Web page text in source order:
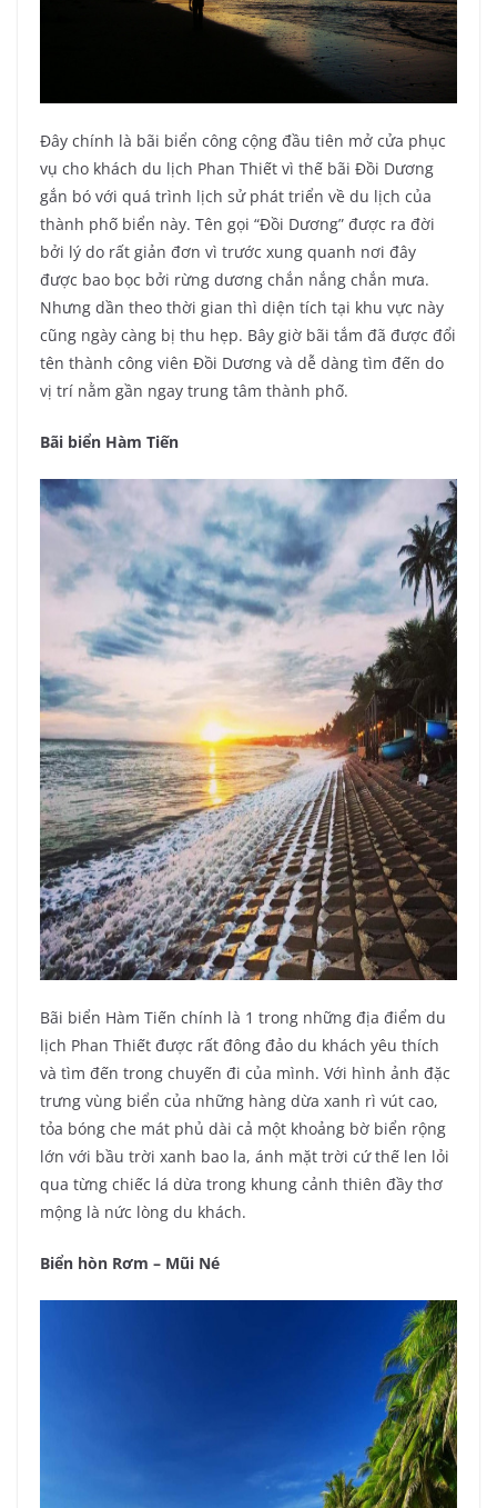
Đây chính là bãi biển công cộng đầu tiên mở cửa phục
vụ cho khách du lịch Phan Thiết vì thế bãi Đồi Dương
gắn bó với quá trình lịch sử phát triển về du lịch của
thành phố biển này. Tên gọi “Đồi Dương” được ra đời
bởi lý do rất giản đơn vì trước xung quanh nơi đây
được bao bọc bởi rừng dương chắn nắng chắn mưa.
Nhưng dần theo thời gian thì diện tích tại khu vực này
cũng ngày càng bị thu hẹp. Bây giờ bãi tắm đã được đổi
tên thành công viên Đồi Dương và dễ dàng tìm đến do
vị trí nằm gần ngay trung tâm thành phố.
Bãi biển Hàm Tiến
Bãi biển Hàm Tiến chính là 1 trong những địa điểm du
lịch Phan Thiết được rất đông đảo du khách yêu thích
và tìm đến trong chuyến đi của mình. Với hình ảnh đặc
trưng vùng biển của những hàng dừa xanh rì vút cao,
tỏa bóng che mát phủ dài cả một khoảng bờ biển rộng
lớn với bầu trời xanh bao la, ánh mặt trời cứ thế len lỏi
qua từng chiếc lá dừa trong khung cảnh thiên đầy thơ
mộng là nức lòng du khách.
Biển hòn Rơm – Mũi Né